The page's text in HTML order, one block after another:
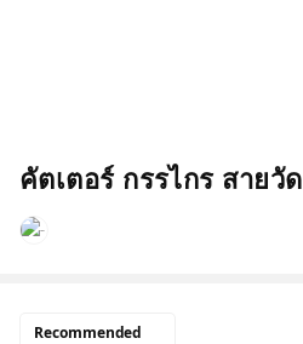
คัตเตอร์ กรรไกร สายวัด
Recommended